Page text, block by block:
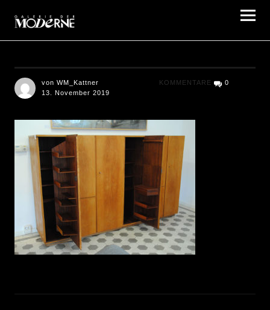
von WM_Kattner
13. November 2019
KOMMENTARE 0